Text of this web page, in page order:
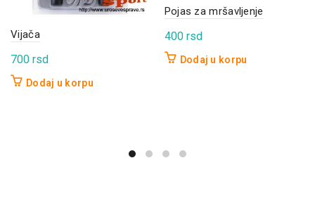
Vijača
700 rsd
Dodaj u korpu
Pojas za mršavljenje
400 rsd
Dodaj u korpu